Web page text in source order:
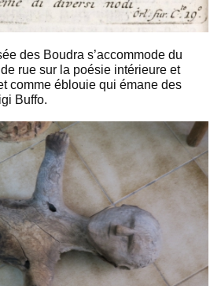
des Boudra s’accommode du
rue sur la poésie intérieure et
comme éblouie qui émane des
Buffo.